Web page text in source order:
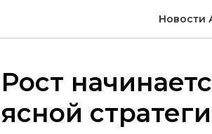
Новости
Рост
ясной